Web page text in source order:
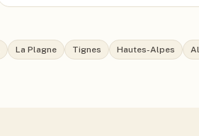
La Plagne Tignes Hautes-Alpes